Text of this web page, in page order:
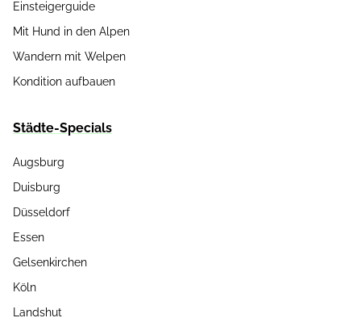
Einsteigerguide
Mit Hund in den Alpen
Wandern mit Welpen
Kondition aufbauen
Städte-Specials
Augsburg
Duisburg
Düsseldorf
Essen
Gelsenkirchen
Köln
Landshut